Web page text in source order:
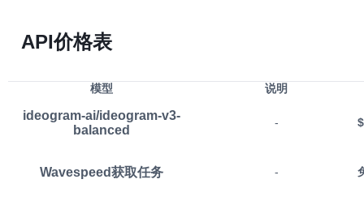
API价格表
模型 说明
ideogram-ai/ideogram-v3-
balanced
-
Wavespeed获取任务 -